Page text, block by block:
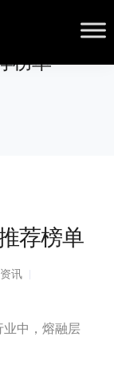
榜单
荐榜单
讯
中，熔融层